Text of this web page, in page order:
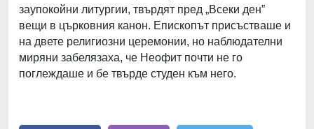
заупокойни литургии, твърдят пред „Всеки ден”
вещи в църковния канон. Епископът присъстваше и
на двете религиозни церемонии, но наблюдателни
миряни забелязаха, че Неофит почти не го
поглеждаше и бе твърде студен към него.